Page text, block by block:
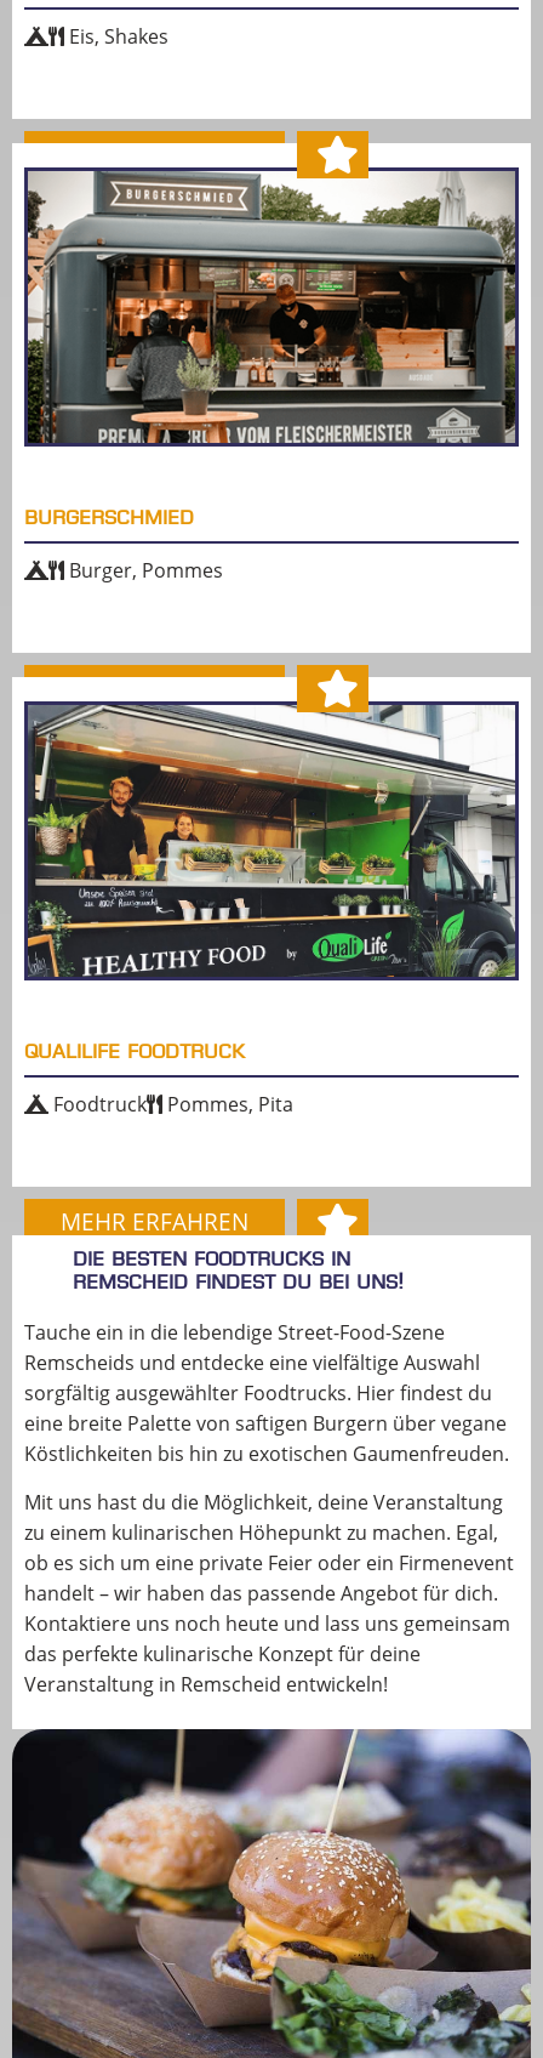
Eis, Shakes
MEHR ERFAHREN
BURGERSCHMIED
Burger, Pommes
MEHR ERFAHREN
QUALILIFE FOODTRUCK
Foodtruck Pommes, Pita
MEHR ERFAHREN
Die besten Foodtrucks in
Remscheid findest du bei uns!
Tauche ein in die lebendige Street-Food-Szene
Remscheids und entdecke eine vielfältige Auswahl
sorgfältig ausgewählter Foodtrucks. Hier findest du
eine breite Palette von saftigen Burgern über vegane
Köstlichkeiten bis hin zu exotischen Gaumenfreuden.
Mit uns hast du die Möglichkeit, deine Veranstaltung
zu einem kulinarischen Höhepunkt zu machen. Egal,
ob es sich um eine private Feier oder ein Firmenevent
handelt – wir haben das passende Angebot für dich.
Kontaktiere uns noch heute und lass uns gemeinsam
das perfekte kulinarische Konzept für deine
Veranstaltung in Remscheid entwickeln!